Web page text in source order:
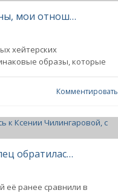
"Почему некоторых так триггерят моя внешность, мои Канны, мои отношения с мужем?". Надежда Стрелец высказалась о критике в свой адрес
хейтерских
образы, которые
Комментировать
"Масштаб и известность — не одно и то же". Надежда Стрелец обратилась к Ксении Чилингаровой, с которой её сравнили
её ранее сравнили в